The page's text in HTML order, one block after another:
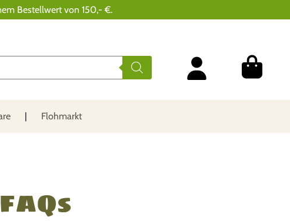
Bestellwert von 150,- €.
Flohmarkt